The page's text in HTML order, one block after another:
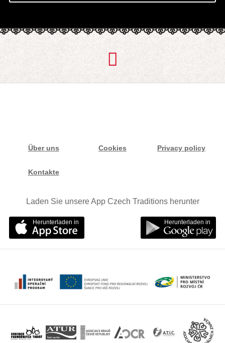
Über uns Cookies Privacy policy
Kontakte
Laden Sie unsere App Czech Traditions herunter
Herunterladen in Herunterladen in